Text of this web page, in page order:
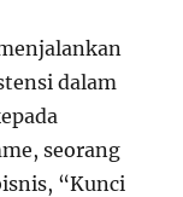
dalam
seorang
“Kunci